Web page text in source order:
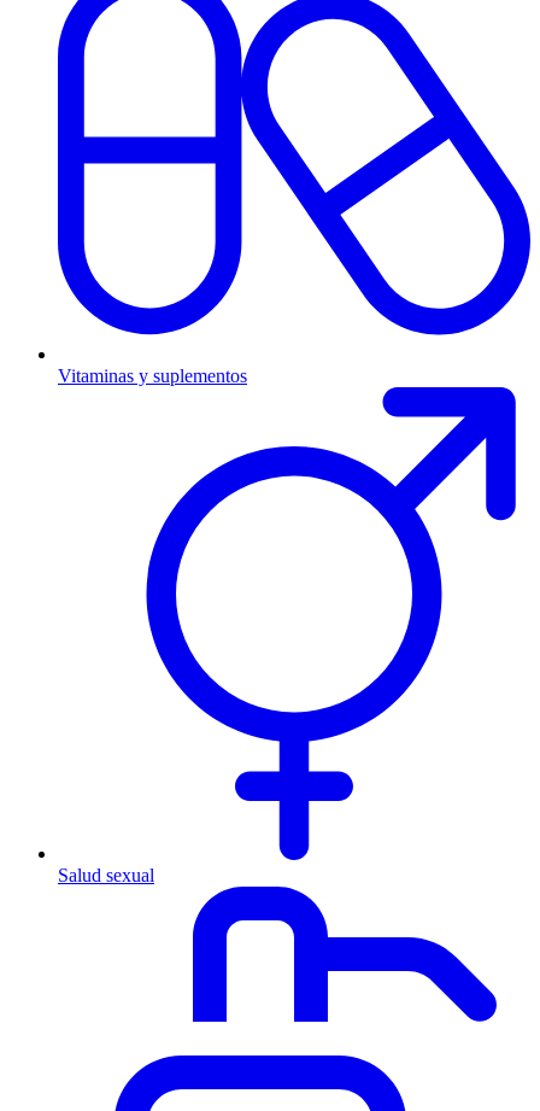
Vitaminas y suplementos
Salud sexual